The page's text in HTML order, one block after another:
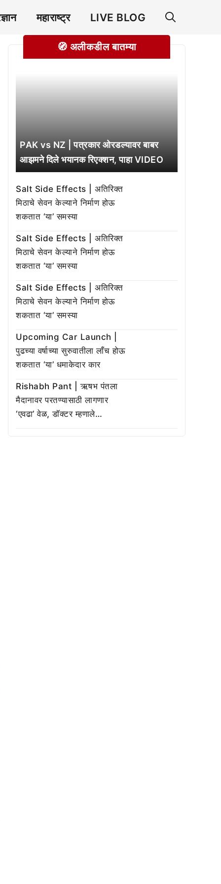
महाराष्ट्र LIVE BLOG
🧭 अलीकडील बातम्या
PAK vs NZ | पत्रकार ओरडल्यावर बाबर
आझमने दिले भयानक रिएक्शन, पाहा VIDEO
Salt Side Effects | अतिरिक्त
मिठाचे सेवन केल्याने निर्माण होऊ
शकतात ‘या’ समस्या
Salt Side Effects | अतिरिक्त
मिठाचे सेवन केल्याने निर्माण होऊ
शकतात ‘या’ समस्या
Salt Side Effects | अतिरिक्त
मिठाचे सेवन केल्याने निर्माण होऊ
शकतात ‘या’ समस्या
Upcoming Car Launch |
पुढच्या वर्षाच्या सुरुवातीला लाँच होऊ
शकतात ‘या’ धमाकेदार कार
Rishabh Pant | ऋषभ पंतला
मैदानावर परतण्यासाठी लागणार
‘एवढा’ वेळ, डॉक्टर म्हणाले…